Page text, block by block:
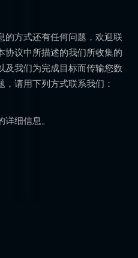
的方式还有任何问题，欢迎联
协议中所描述的我们所收集的
及我们为完成目标而传输您数
请用下列方式联系我们：
细信息。